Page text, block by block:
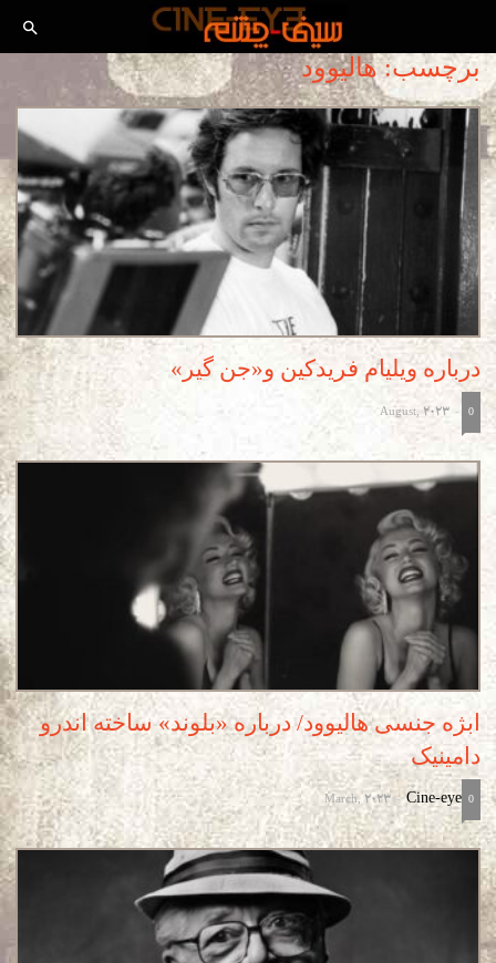
برچسب: هالیوود
درباره ویلیام فریدکین و«جن گیر»
-
August, 2023 0
ابژه جنسی هالیوود/ درباره «بلوند» ساخته اندرو
دامینیک
Cine-eye
-
March, 2023 0